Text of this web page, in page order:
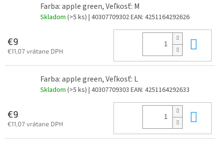
Farba: apple green, Veľkosť: M
Skladom (>5 ks) | 40307709302EAN: 4251164292626
€9
€11,07 vrátane DPH
Farba: apple green, Veľkosť: L
Skladom (>5 ks) | 40307709303 EAN: 4251164292633
€9
€11,07 vrátane DPH